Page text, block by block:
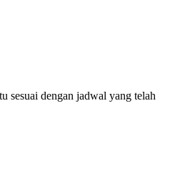
sesuai dengan jadwal yang telah